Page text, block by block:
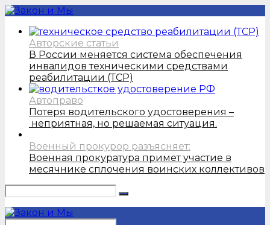
Авторские статьи
В России меняется система обеспечения
инвалидов техническими средствами
реабилитации (ТСР)
Автоправо
Потеря водительского удостоверения –
неприятная, но решаемая ситуация.
Военный прокурор разъясняет:
Военная прокуратура примет участие в
месячнике сплочения воинских коллективов